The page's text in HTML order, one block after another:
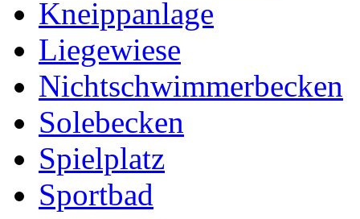
Kneippanlage
Liegewiese
Nichtschwimmerbecken
Solebecken
Spielplatz
Sportbad